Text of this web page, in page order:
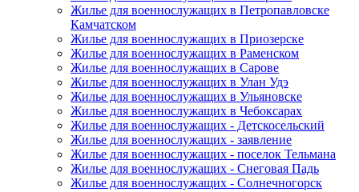
Жилье для военнослужащих в Петропавловске
Камчатском
Жилье для военнослужащих в Приозерске
Жилье для военнослужащих в Раменском
Жилье для военнослужащих в Сарове
Жилье для военнослужащих в Улан Удэ
Жилье для военнослужащих в Ульяновске
Жилье для военнослужащих в Чебоксарах
Жилье для военнослужащих - Детскосельский
Жилье для военнослужащих - заявление
Жилье для военнослужащих - поселок Тельмана
Жилье для военнослужащих - Снеговая Падь
Жилье для военнослужащих - Солнечногорск